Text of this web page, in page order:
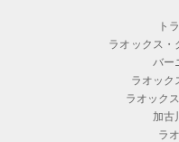
ト
ラオックス・
バー
ラオック
ラオック
加古
ラ